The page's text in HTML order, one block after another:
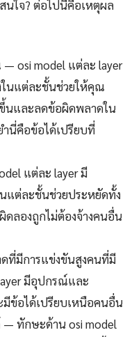
นใจ? ต่อไปนี้คือเหตุผล
— osi model แต่ละ layer
นแต่ละชั้นช่วยให้คุณ
นและลดข้อผิดพลาดใน
นี่คือข้อได้เปรียบที่
แต่ละ layer มี
แต่ละชั้นช่วยประหยัดทั้ง
ดลองถูกไม่ต้องจ้างคนอื่น
ที่มีการแข่งขันสูงคนที่มี
มีอุปกรณ์และ
ข้อได้เปรียบเหนือคนอื่น
— ทักษะด้าน osi model